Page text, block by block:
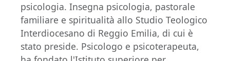
psicologia. Insegna psicologia, pastorale
familiare e spiritualità allo Studio Teologico
Interdiocesano di Reggio Emilia, di cui è
stato preside. Psicologo e psicoterapeuta,